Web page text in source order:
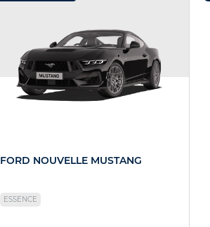
FORD NOUVELLE MUSTANG
ESSENCE